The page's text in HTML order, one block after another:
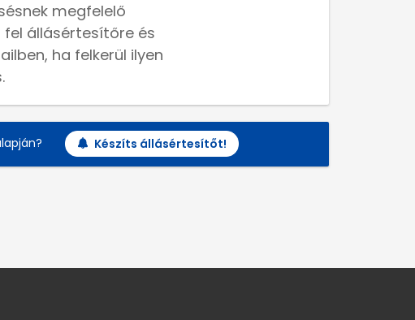
megfelelő
fel állásértesítőre és
ha felkerül ilyen
Készíts állásértesítőt!